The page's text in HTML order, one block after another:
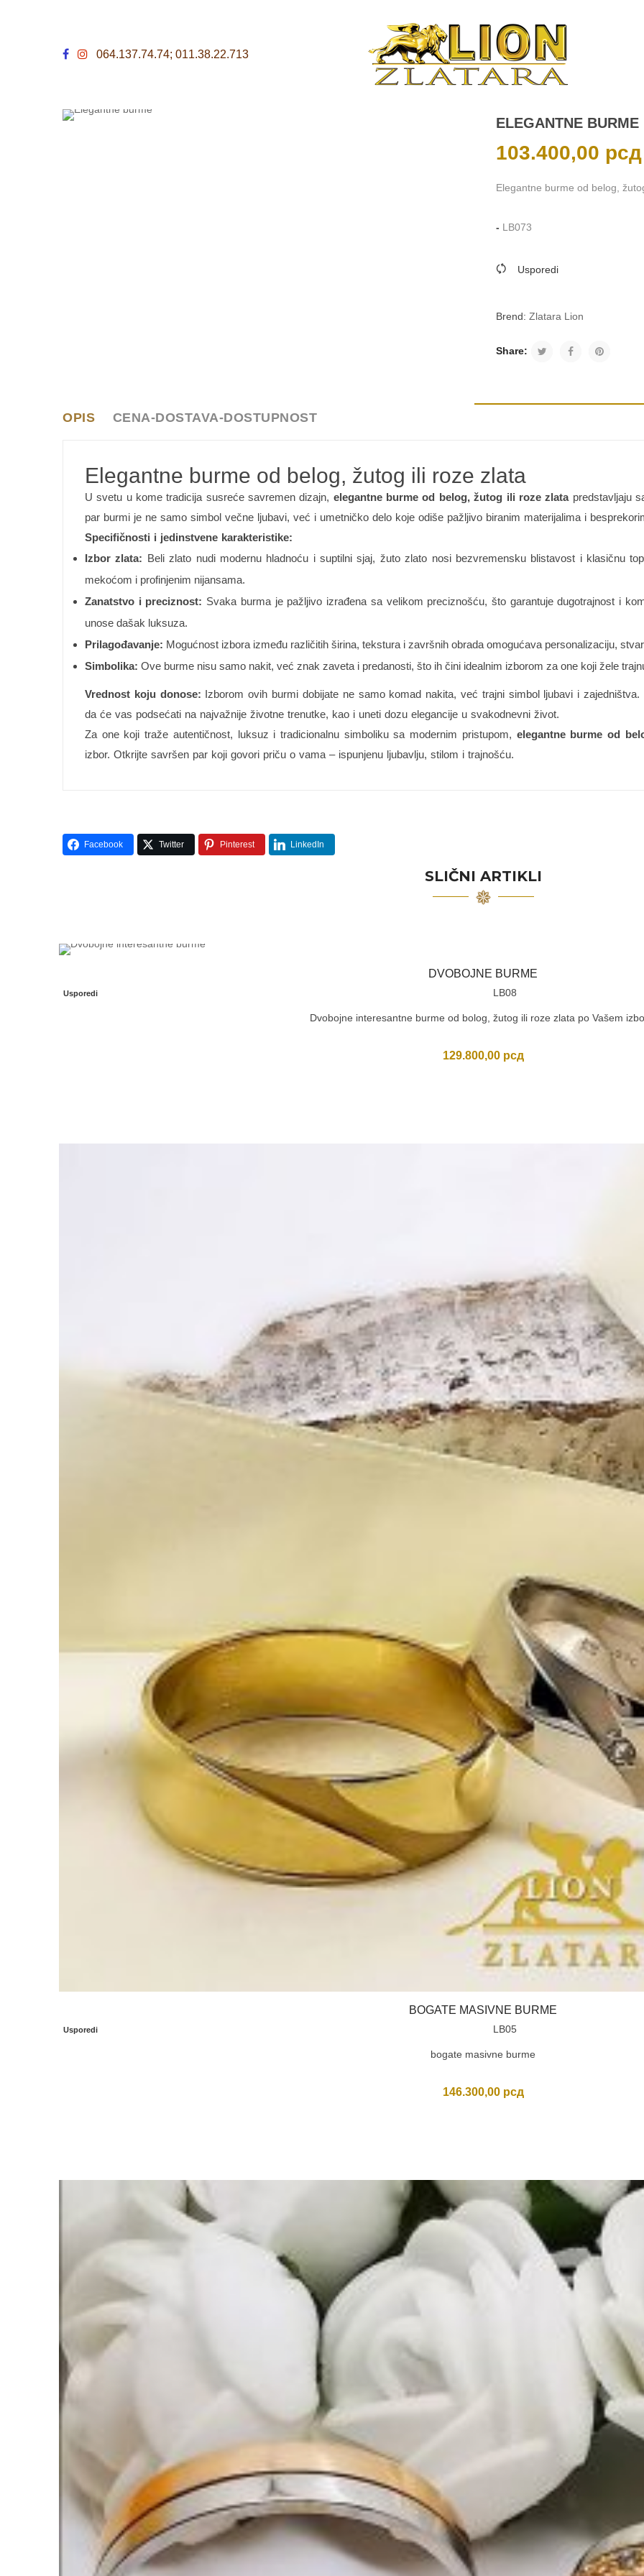
064.137.74.74; 011.38.22.713
ELEGANTNE BURME
103.400,00 рсд
Elegantne burme od belog,
- LB073
Usporedi
Brend:Zlatara Lion
Share:
OPIS CENA-DOSTAVA-DOSTUPNOST
Elegantne burme od belog, žutog ili roze zlata
U svetu u kome tradicija susreće savremen dizajn, elegantne burme od belog, žutog ili roze zlatapredstavljaju
par burmi je ne samo simbol večne ljubavi, već i umetničko delo koje odiše pažljivo biranim materijalima i
Specifičnosti i jedinstvene karakteristike:
Izbor zlata: Beli zlato nudi modernu hladnoću i suptilni sjaj, žuto zlato nosi bezvremensku blistavost i klasičnu
mekoćom i profinjenim nijansama.
Zanatstvo i preciznost: Svaka burma je pažljivo izrađena sa velikom preciznošću, što garantuje dugotrajnost i
unose dašak luksuza.
Prilagođavanje: Mogućnost izbora između različitih širina, tekstura i završnih obrada omogućava personalizaciju,
Simbolika: Ove burme nisu samo nakit, već znak zaveta i predanosti, što ih čini idealnim izborom za one koji žele
Vrednost koju donose: Izborom ovih burmi dobijate ne samo komad nakita, već trajni simbol ljubavi i
da će vas podsećati na najvažnije životne trenutke, kao i uneti dozu elegancije u svakodnevni život.
Za one koji traže autentičnost, luksuz i tradicionalnu simboliku sa modernim pristupom, elegantne burme od
izbor. Otkrijte savršen par koji govori priču o vama – ispunjenu ljubavlju, stilom i trajnošću.
Facebook Twitter Pinterest LinkedIn
SLIČNI ARTIKLI
DVOBOJNE BURME
Usporedi LB08
Dvobojne interesantne burme od bolog, žutog ili roze zlata po Vašem
129.800,00 рсд
BOGATE MASIVNE BURME
Usporedi LB05
bogate masivne burme
146.300,00 рсд